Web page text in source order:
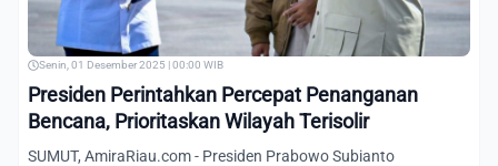
Senin, 01 Desember 2025 | 00:00 WIB
Presiden Perintahkan Percepat Penanganan
Bencana, Prioritaskan Wilayah Terisolir
SUMUT, AmiraRiau.com - Presiden Prabowo Subianto